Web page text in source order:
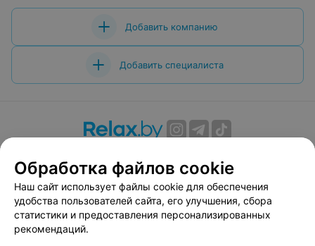
Добавить компанию
Добавить специалиста
Вакансии
Публичный договор
Способы оплаты
Публичный договор по использованию сервиса
«Афиша»
Пользовательское соглашение
Обработка файлов cookie
Наш сайт использует файлы cookie для обеспечения
удобства пользователей сайта, его улучшения, сбора
статистики и предоставления персонализированных
рекомендаций.